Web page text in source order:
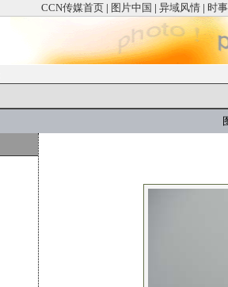
CCN传媒首页 | 图片中国 | 异域风情 | 时